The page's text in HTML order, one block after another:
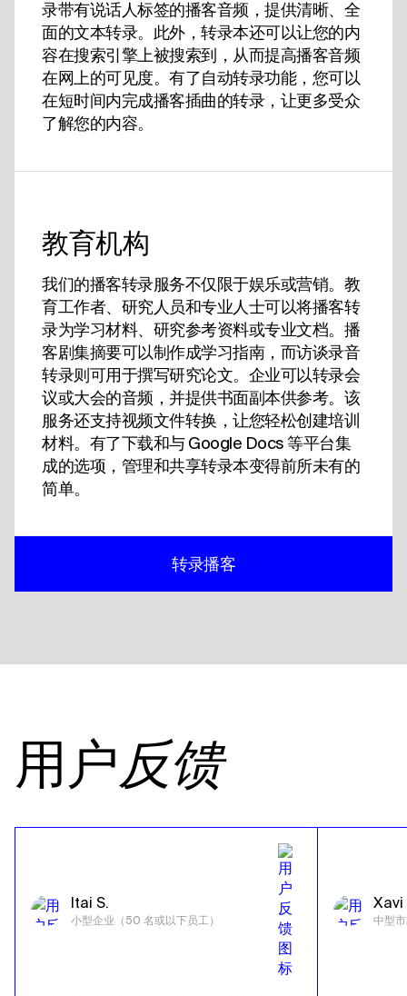
录带有说话人标签的播客音频，提供清晰、全
面的文本转录。此外，转录本还可以让您的内
容在搜索引擎上被搜索到，从而提高播客音频
在网上的可见度。有了自动转录功能，您可以
在短时间内完成播客插曲的转录，让更多受众
了解您的内容。
教育机构
我们的播客转录服务不仅限于娱乐或营销。教
育工作者、研究人员和专业人士可以将播客转
录为学习材料、研究参考资料或专业文档。播
客剧集摘要可以制作成学习指南，而访谈录音
转录则可用于撰写研究论文。企业可以转录会
议或大会的音频，并提供书面副本供参考。该
服务还支持视频文件转换，让您轻松创建培训
材料。有了下载和与 Google Docs 等平台集
成的选项，管理和共享转录本变得前所未有的
简单。
转录播客
用户反馈
Itai S.
小型企业（50 名或以下员工）
Xavi
中型